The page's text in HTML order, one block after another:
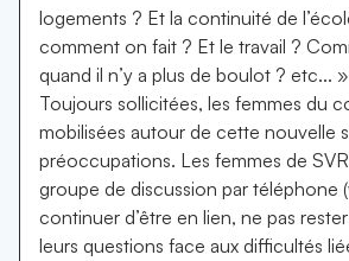
logements ? Et la continuité de
comment on fait ? Et le travail ?
quand il n’y a plus de boulot ? etc...
Toujours sollicitées, les femmes du
mobilisées autour de cette nouvelle
préoccupations. Les femmes de
groupe de discussion par téléphone
continuer d’être en lien, ne pas
leurs questions face aux difficultés